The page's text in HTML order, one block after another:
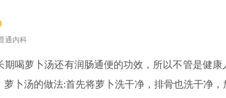
通内科
期喝萝卜汤还有润肠通便的功效，所以不管是健
萝卜汤的做法:首先将萝卜洗干净，排骨也洗干净